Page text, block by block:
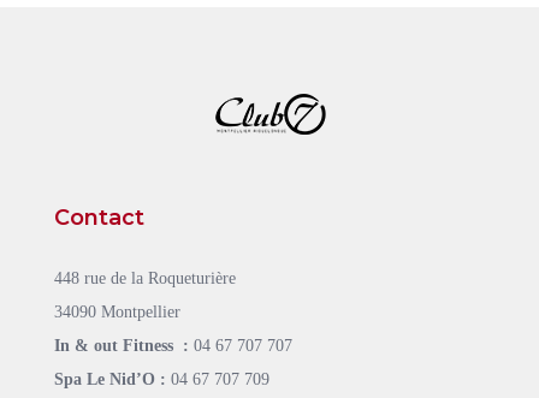
Contact
448 rue de la Roqueturière
34090 Montpellier
In & out Fitness : 04 67 707 707
Spa Le Nid’O : 04 67 707 709